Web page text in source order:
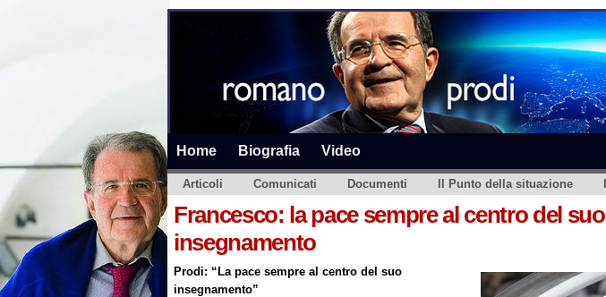
Home Biografia Video
Articoli Comunicati Documenti Il Punto della situazione
Francesco: la pace sempre al centro del suo
insegnamento
Prodi: “La pace sempre al centro del suo
insegnamento”